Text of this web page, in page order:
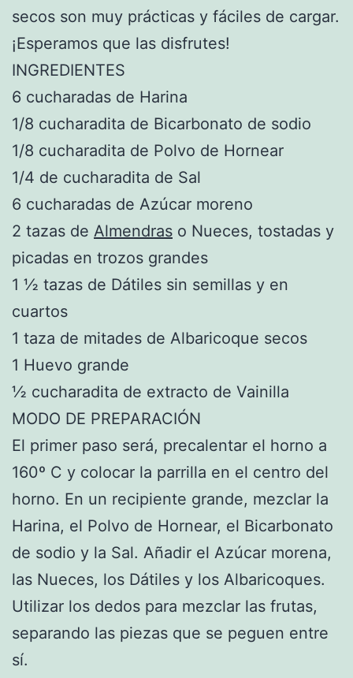
secos son muy prácticas y fáciles de cargar.
¡Esperamos que las disfrutes!
INGREDIENTES
6 cucharadas de Harina
1/8 cucharadita de Bicarbonato de sodio
1/8 cucharadita de Polvo de Hornear
1/4 de cucharadita de Sal
6 cucharadas de Azúcar moreno
2 tazas de Almendras o Nueces, tostadas y
picadas en trozos grandes
1 ½ tazas de Dátiles sin semillas y en
cuartos
1 taza de mitades de Albaricoque secos
1 Huevo grande
½ cucharadita de extracto de Vainilla
MODO DE PREPARACIÓN
El primer paso será, precalentar el horno a
160º C y colocar la parrilla en el centro del
horno. En un recipiente grande, mezclar la
Harina, el Polvo de Hornear, el Bicarbonato
de sodio y la Sal. Añadir el Azúcar morena,
las Nueces, los Dátiles y los Albaricoques.
Utilizar los dedos para mezclar las frutas,
separando las piezas que se peguen entre
sí.